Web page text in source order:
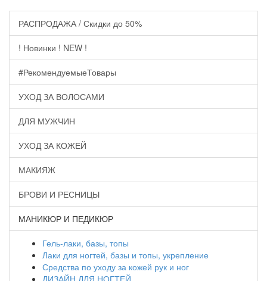
РАСПРОДАЖА / Скидки до 50%
! Новинки ! NEW !
#РекомендуемыеТовары
УХОД ЗА ВОЛОСАМИ
ДЛЯ МУЖЧИН
УХОД ЗА КОЖЕЙ
МАКИЯЖ
БРОВИ И РЕСНИЦЫ
МАНИКЮР И ПЕДИКЮР
Гель-лаки, базы, топы
Лаки для ногтей, базы и топы, укрепление
Средства по уходу за кожей рук и ног
ДИЗАЙН ДЛЯ НОГТЕЙ